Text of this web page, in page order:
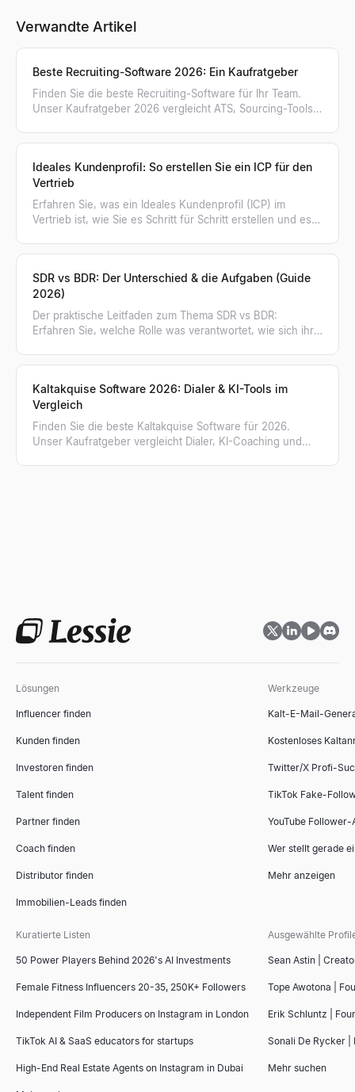
Verwandte Artikel
Beste Recruiting-Software 2026: Ein Kaufratgeber
Finden Sie die beste Recruiting-Software für Ihr Team.
Unser Kaufratgeber 2026 vergleicht ATS, Sourcing-Tools,
Ideales Kundenprofil: So erstellen Sie ein ICP für den
Vertrieb
Erfahren Sie, was ein Ideales Kundenprofil (ICP) im
Vertrieb ist, wie Sie es Schritt für Schritt erstellen und es
SDR vs BDR: Der Unterschied & die Aufgaben (Guide
2026)
Der praktische Leitfaden zum Thema SDR vs BDR:
Erfahren Sie, welche Rolle was verantwortet, wie sich ihre
Kaltakquise Software 2026: Dialer & KI-Tools im
Vergleich
Finden Sie die beste Kaltakquise Software für 2026.
Unser Kaufratgeber vergleicht Dialer, KI-Coaching und
Lösungen
Influencer finden
Kunden finden
Investoren finden
Talent finden
Partner finden
Coach finden
Distributor finden
Immobilien-Leads finden
Werkzeuge
Kalt-E-Mail-
Kostenloses
Twitter/X Profi-
TikTok Fake-
YouTube Follower-
Wer stellt gerade
Mehr anzeigen
Kuratierte Listen
50 Power Players Behind 2026's AI Investments
Female Fitness Influencers 20-35, 250K+ Followers
Independent Film Producers on Instagram in London
TikTok AI & SaaS educators for startups
High-End Real Estate Agents on Instagram in Dubai
Ausgewählte
Sean Astin |
Tope Awotona |
Erik Schluntz |
Sonali De Rycker |
Mehr suchen